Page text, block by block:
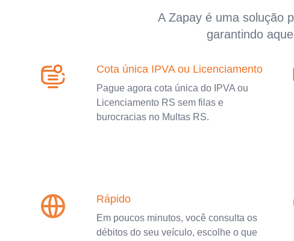
A Zapay é uma solução
garantindo
Cota única IPVA ou Licenciamento
Pague agora cota única do IPVA ou
Licenciamento RS sem filas e
burocracias no Multas RS.
Rápido
Em poucos minutos, você consulta os
débitos do seu veículo, escolhe o que